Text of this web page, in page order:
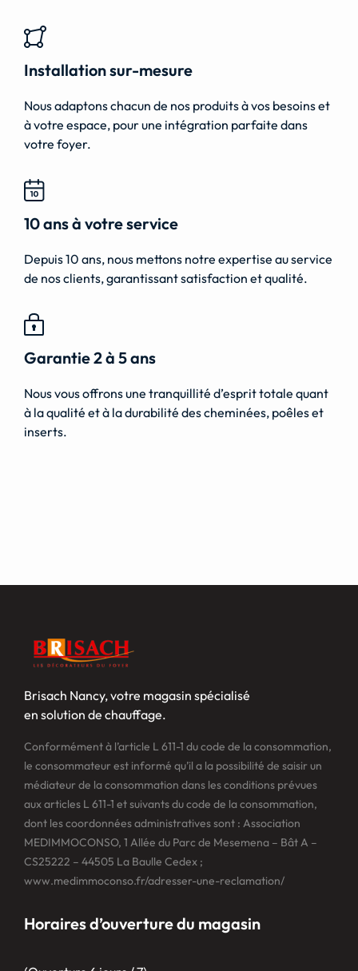
Installation sur-mesure
Nous adaptons chacun de nos produits à vos besoins et
à votre espace, pour une intégration parfaite dans
votre foyer.
10 ans à votre service
Depuis 10 ans, nous mettons notre expertise au service
de nos clients, garantissant satisfaction et qualité.
Garantie 2 à 5 ans
Nous vous offrons une tranquillité d’esprit totale quant
à la qualité et à la durabilité des cheminées, poêles et
inserts.
Brisach Nancy, votre magasin spécialisé
en solution de chauffage.
Conformément à l’article L 611-1 du code de la consommation,
le consommateur est informé qu’il a la possibilité de saisir un
médiateur de la consommation dans les conditions prévues
aux articles L 611-1 et suivants du code de la consommation,
dont les coordonnées administratives sont : Association
MEDIMMOCONSO, 1 Allée du Parc de Mesemena – Bât A –
CS25222 – 44505 La Baulle Cedex ;
www.medimmoconso.fr/adresser-une-reclamation/
Horaires d’ouverture du magasin